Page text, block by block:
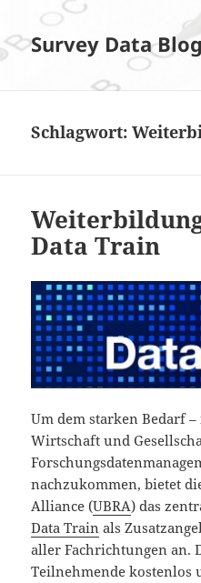
Survey Data Blog
Schlagwort:
Data Train
Um dem starken Bedarf
Wirtschaft und
nachzukommen, bietet
Alliance (UBRA) das
Data Train als
aller Fachrichtungen an.
Teilnehmende kostenlos